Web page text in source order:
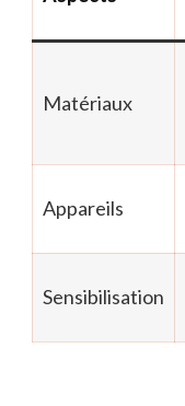
Matériaux
Appareils
Sensibilisation